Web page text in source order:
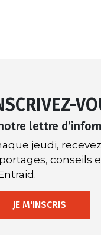
lettre
jeudi,
conseils
JE M'INSCRIS